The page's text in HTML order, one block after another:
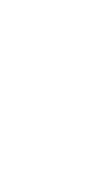
Ленина, д. 95